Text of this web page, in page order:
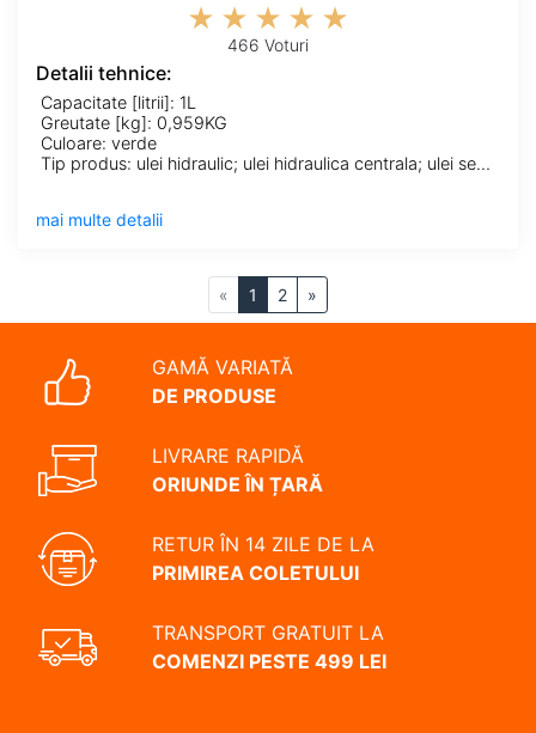
466 Voturi
Detalii tehnice:
Capacitate [litrii]: 1L
Greutate [kg]: 0,959KG
Culoare: verde
Tip produs: ulei hidraulic; ulei hidraulica centrala; ulei servodirectie
mai multe detalii
« 1 2 »
GAMĂ VARIATĂ
DE PRODUSE
LIVRARE RAPIDĂ
ORIUNDE ÎN ȚARĂ
RETUR ÎN 14 ZILE DE LA
PRIMIREA COLETULUI
TRANSPORT GRATUIT LA
COMENZI PESTE 499 LEI